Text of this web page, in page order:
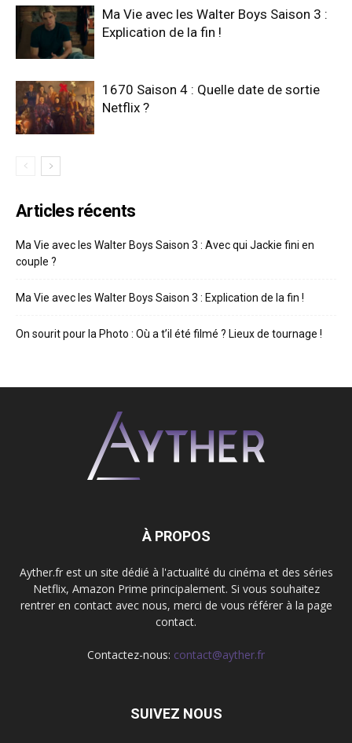
Ma Vie avec les Walter Boys Saison 3 :
Explication de la fin !
1670 Saison 4 : Quelle date de sortie
Netflix ?
Articles récents
Ma Vie avec les Walter Boys Saison 3 : Avec qui Jackie fini en
couple ?
Ma Vie avec les Walter Boys Saison 3 : Explication de la fin !
On sourit pour la Photo : Où a t’il été filmé ? Lieux de tournage !
À PROPOS
Ayther.fr est un site dédié à l'actualité du cinéma et des séries
Netflix, Amazon Prime principalement. Si vous souhaitez
rentrer en contact avec nous, merci de vous référer à la page
contact.
Contactez-nous: contact@ayther.fr
SUIVEZ NOUS